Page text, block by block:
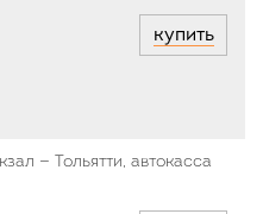
купить
— Тольятти, автокасса